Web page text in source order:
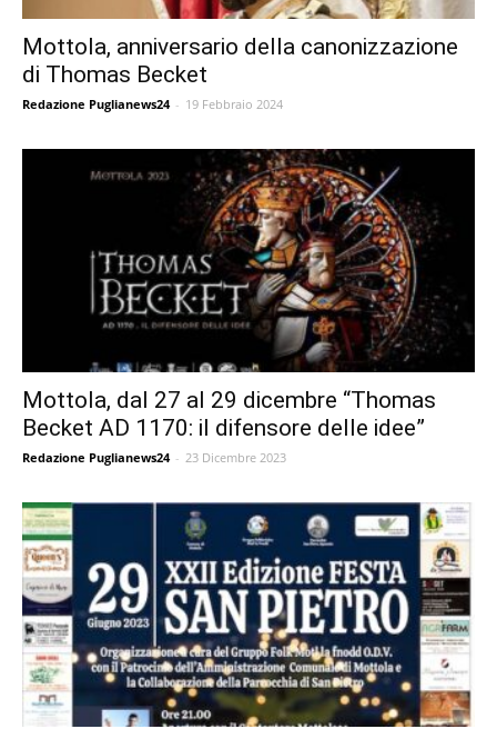
Mottola, anniversario della canonizzazione
di Thomas Becket
Redazione Puglianews24 - 19 Febbraio 2024
Mottola, dal 27 al 29 dicembre “Thomas
Becket AD 1170: il difensore delle idee”
Redazione Puglianews24 - 23 Dicembre 2023